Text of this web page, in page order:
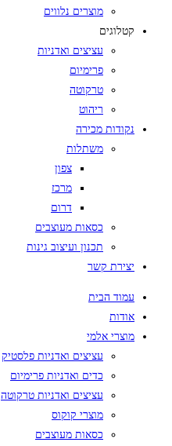
מוצרים נלווים
קטלוגים
עציצים ואדניות
פרימיום
טרקוטה
ריהוט
נקודות מכירה
משתלות
צפון
מרכז
דרום
כסאות מעוצבים
תכנון ועיצוב גינות
יצירת קשר
עמוד הבית
אודות
מוצרי אלמי
עציצים ואדניות פלסטיק
כדים ואדניות פרימיום
עציצים ואדניות טרקוטה
מוצרי קוקוס
כסאות מעוצבים